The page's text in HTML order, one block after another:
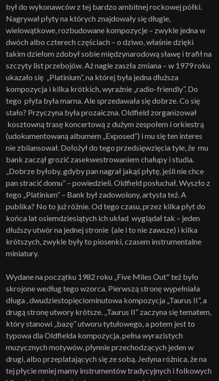
był do wykonawców z tej bardzo ambitnej rockowej półki.
Nagrywał płyty na których znajdowały się długie,
wielowątkowe, rozbudowane kompozycje – zwykle jedna w
dwóch albo czterech częściach – o dziwo, właśnie dzięki
takim dziełom zdobył sobie międzynarodową sławę i trafił na
szczyty list przebojów. Aż nagle zaszła zmiana – w 1979 roku
ukazało się „Platinium”, na której była jedna dłuższa
kompozycja i kilka krótkich, wyraźnie „radio-friendly”. Do
tego płyta była marna. Ale sprzedawała się dobrze. Co się
stało? Przyczyna była prozaiczna. Oldfield zorganizował
kosztowną trasę koncertową z dużym zespołem i orkiestrą
(udokumentowaną albumem „Exposed”) i mu się ten interes
nie zbilansował. Dołożył do tego przedsięwzięcia tyle, że mu
bank zaczął grozić zasekwestrowaniem chałupy i studia.
„Dobrze byłoby, gdyby pan nagrał jakąś płytę, jeśli nie chce
pan stracić domu” – powiedzieli. Oldfield posłuchał. Wyszło z
tego „Platinium” – Bank był zadowolony, artysta też. A
publika? No to już różnie. Od tego czasu, przez kilka płyt do
końca lat osiemdziesiątych ich układ wyglądał tak – jeden
dłuższy utwór na jednej stronie (ale i to nie zawsze) i kilka
krótszych, zwykle były to piosenki, czasem instrumentalne
miniatury.
Wydane na początku 1982 roku „Five Miles Out" też było
skrojone według tego wzorca. Pierwszą stronę wypełniała
długa , dwudziestopięciominutowa kompozycja „Taurus II”, a
drugą stronę utwory krótsze. „Taurus II” zaczyna się tematem,
który stanowi „bazę” utworu tytułowego, a potem jest to
typowa dla Oldfielda kompozycja, pełna wyrazistych
muzycznych motywów, płynnie przechodzących jeden w
drugi, albo przeplatających się ze sobą. Jedyna różnica, że na
tej płycie mniej mamy instrumentów tradycyjnych i folkowych